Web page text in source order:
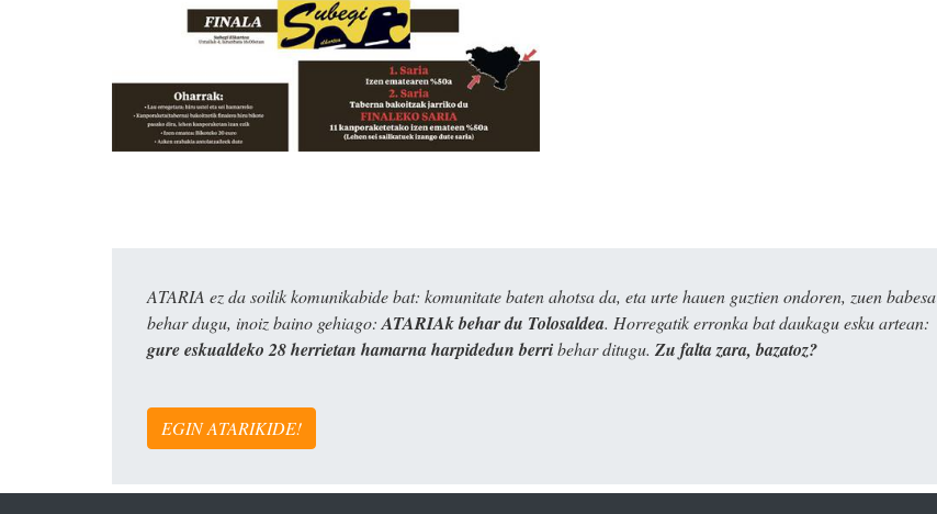
ATARIA ez da soilik komunikabide bat: komunitate baten ahotsa da, eta urte hauen guztien ondoren, zuen babesa
behar dugu, inoiz baino gehiago: ATARIAk behar du Tolosaldea. Horregatik erronka bat daukagu esku artean:
gure eskualdeko 28 herrietan hamarna harpidedun berribehar ditugu. Zu falta zara, bazatoz?
EGIN ATARIKIDE!